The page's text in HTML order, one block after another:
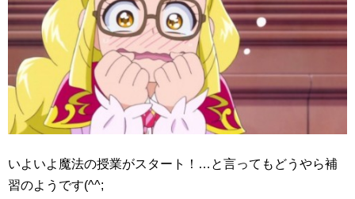
いよいよ魔法の授業がスタート！…と言ってもどうやら補
習のようです(^^;